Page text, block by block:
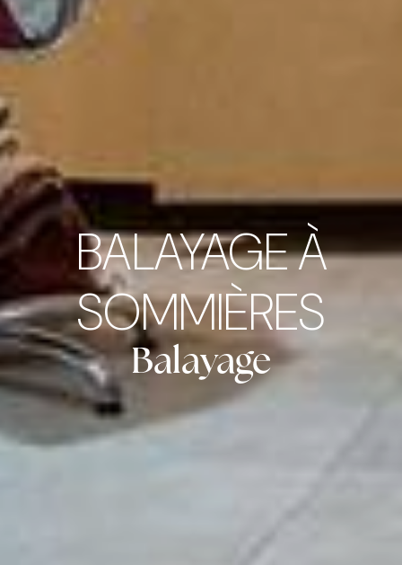
BALAYAGE À
SOMMIÈRES
Balayage